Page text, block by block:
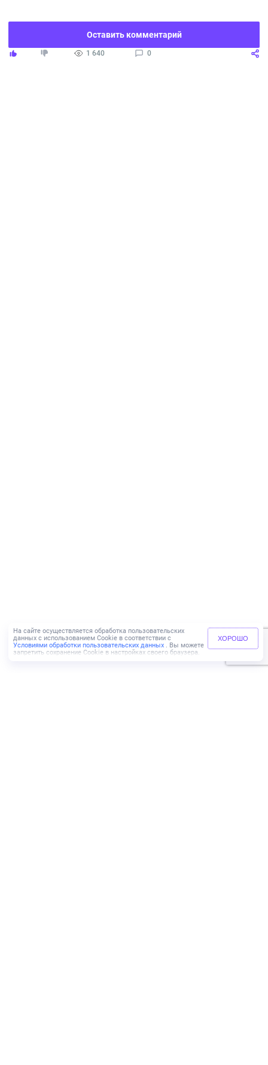
Оставить комментарий
1 640 0
На сайте осуществляется обработка пользовательских
данных с использованием Cookie в соответствии с
Условиями обработки пользовательских данных . Вы можете
запретить сохранение Cookie в настройках своего браузера.
ХОРОШО